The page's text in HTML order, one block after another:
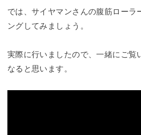
では、サイヤマンさんの腹筋ローラ
ングしてみましょう。
実際に行いましたので、一緒にご覧
なると思います。